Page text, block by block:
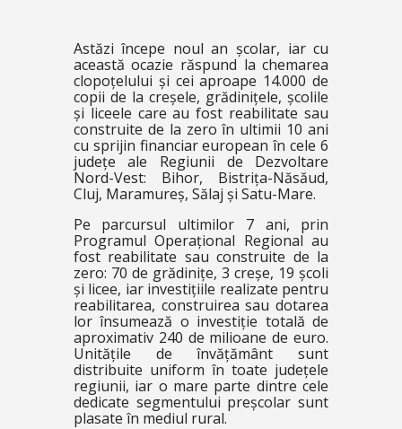
Astăzi începe noul an școlar, iar cu
această ocazie răspund la chemarea
clopoțelului și cei aproape 14.000 de
copii de la creșele, grădinițele, școlile
și liceele care au fost reabilitate sau
construite de la zero în ultimii 10 ani
cu sprijin financiar european în cele 6
județe ale Regiunii de Dezvoltare
Nord-Vest: Bihor, Bistrița-Năsăud,
Cluj, Maramureș, Sălaj și Satu-Mare.
Pe parcursul ultimilor 7 ani, prin
Programul Operațional Regional au
fost reabilitate sau construite de la
zero: 70 de grădinițe, 3 creșe, 19 școli
și licee, iar investițiile realizate pentru
reabilitarea, construirea sau dotarea
lor însumează o investiție totală de
aproximativ 240 de milioane de euro.
Unitățile de învățământ sunt
distribuite uniform în toate județele
regiunii, iar o mare parte dintre cele
dedicate segmentului preșcolar sunt
plasate în mediul rural.